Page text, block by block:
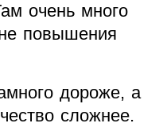
очень много
повышения
дороже, а
сложнее.